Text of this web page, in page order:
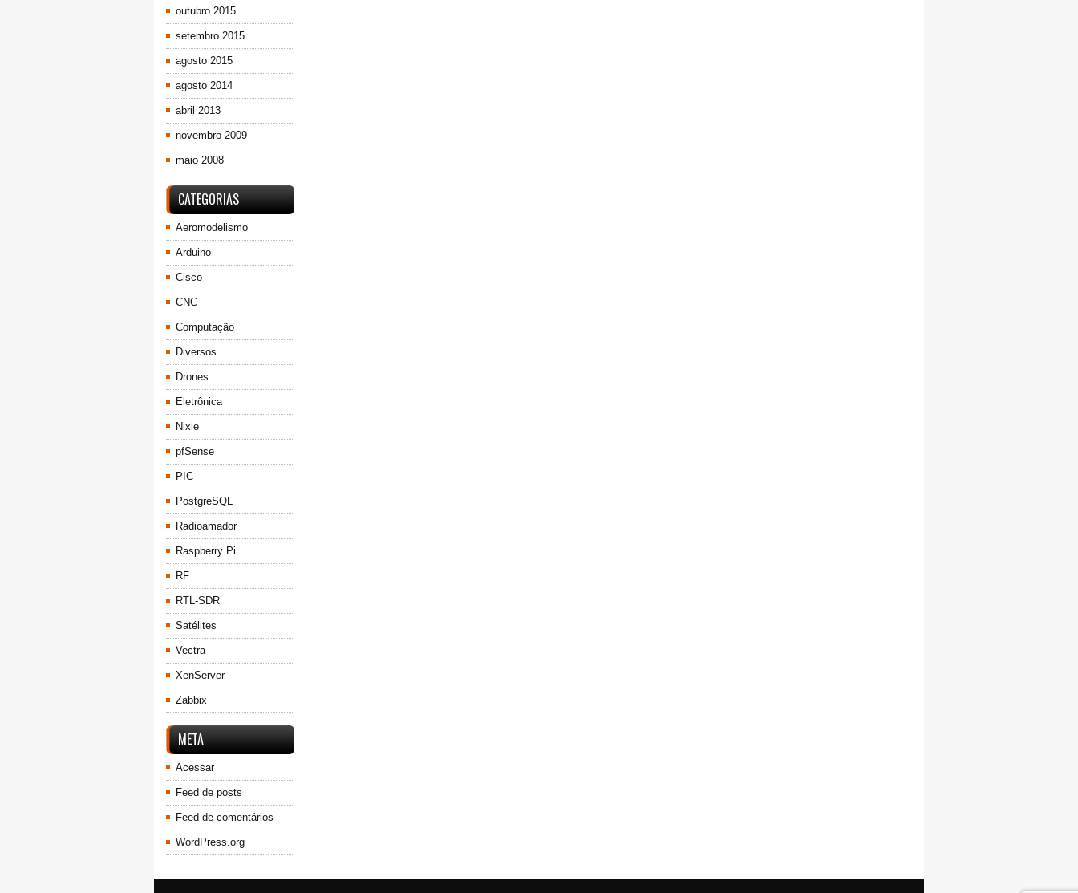
outubro 2015
setembro 2015
agosto 2015
agosto 2014
abril 2013
novembro 2009
maio 2008
CATEGORIAS
Aeromodelismo
Arduino
Cisco
CNC
Computação
Diversos
Drones
Eletrônica
Nixie
pfSense
PIC
PostgreSQL
Radioamador
Raspberry Pi
RF
RTL-SDR
Satélites
Vectra
XenServer
Zabbix
META
Acessar
Feed de posts
Feed de comentários
WordPress.org